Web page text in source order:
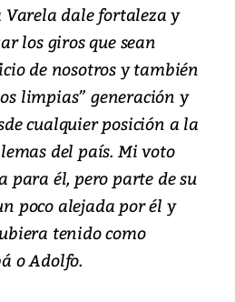
dale fortaleza y
los giros que sean
de nosotros y también
limpias” generación y
cualquier posición a la
del país. Mi voto
para él, pero parte de su
poco alejada por él y
tenido como
o Adolfo.